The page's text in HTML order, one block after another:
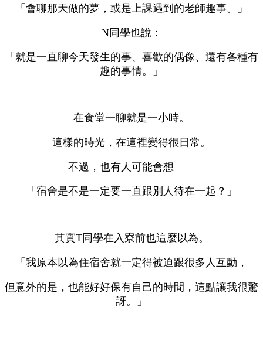
「會聊那天做的夢，或是上課遇到的老師趣事。」
N同學也說：
「就是一直聊今天發生的事、喜歡的偶像、還有各種有
趣的事情。」
在食堂一聊就是一小時。
這樣的時光，在這裡變得很日常。
不過，也有人可能會想——
「宿舍是不是一定要一直跟別人待在一起？」
其實T同學在入寮前也這麼以為。
「我原本以為住宿舍就一定得被迫跟很多人互動，
但意外的是，也能好好保有自己的時間，這點讓我很驚
訝。」